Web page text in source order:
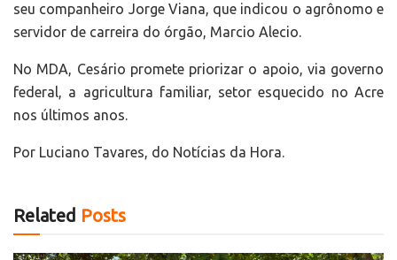
seu companheiro Jorge Viana, que indicou o agrônomo e
servidor de carreira do órgão, Marcio Alecio.
No MDA, Cesário promete priorizar o apoio, via governo
federal, a agricultura familiar, setor esquecido no Acre
nos últimos anos.
Por Luciano Tavares, do Notícias da Hora.
Related Posts